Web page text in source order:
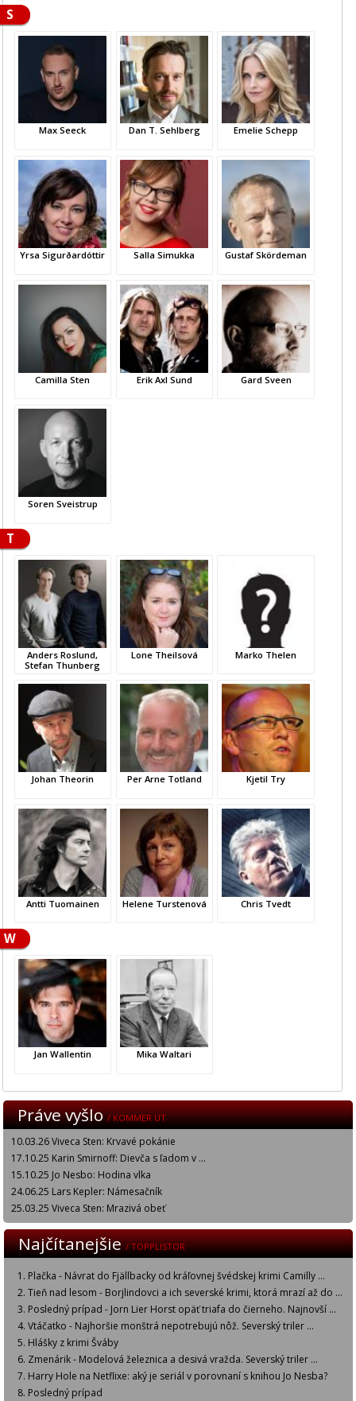
S
Max Seeck Dan T. Sehlberg Emelie Schepp
Yrsa Sigurðardóttir Salla Simukka Gustaf Skördeman
Camilla Sten Erik Axl Sund Gard Sveen
Soren Sveistrup
T
Anders Roslund,
Stefan Thunberg
Lone Theilsová Marko Thelen
Johan Theorin Per Arne Totland Kjetil Try
Antti Tuomainen Helene Turstenová Chris Tvedt
W
Jan Wallentin Mika Waltari
Práve vyšlo/ KOMMER UT
10.03.26 Viveca Sten: Krvavé pokánie
17.10.25 Karin Smirnoff: Dievča s ľadom v ...
15.10.25 Jo Nesbo: Hodina vlka
24.06.25 Lars Kepler: Námesačník
25.03.25 Viveca Sten: Mrazivá obeť
Najčítanejšie/ TOPPLISTOR
Plačka - Návrat do Fjällbacky od kráľovnej švédskej krimi Camilly ...
Tieň nad lesom - Borjlindovci a ich severské krimi, ktorá mrazí až do ...
Posledný prípad - Jorn Lier Horst opäť triafa do čierneho. Najnovší ...
Vtáčatko - Najhoršie monštrá nepotrebujú nôž. Severský triler ...
Hlášky z krimi Šváby
Zmenárik - Modelová železnica a desivá vražda. Severský triler ...
Harry Hole na Netflixe: aký je seriál v porovnaní s knihou Jo Nesba?
Posledný prípad